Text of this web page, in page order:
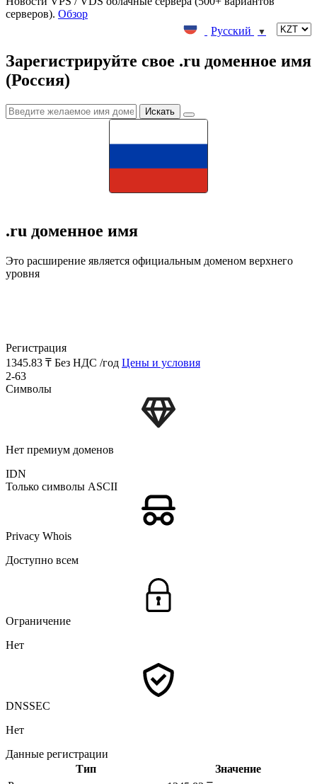
серверов). Обзор
Русский
▼
Зарегистрируйте свое .ru доменное имя
(Россия)
.ru доменное имя
Это расширение является официальным доменом верхнего
уровня
Регистрация
1345.83 ₸ Без НДС /год Цены и условия
2-63
Символы
Нет премиум доменов
IDN
Только символы ASCII
Privacy Whois
Доступно всем
Ограничение
Нет
DNSSEC
Нет
Данные регистрации
Тип
Значение